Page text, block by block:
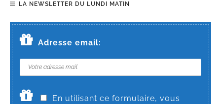
LA NEWSLETTER DU LUNDI MATIN
Adresse email:
En utilisant ce formulaire, vous